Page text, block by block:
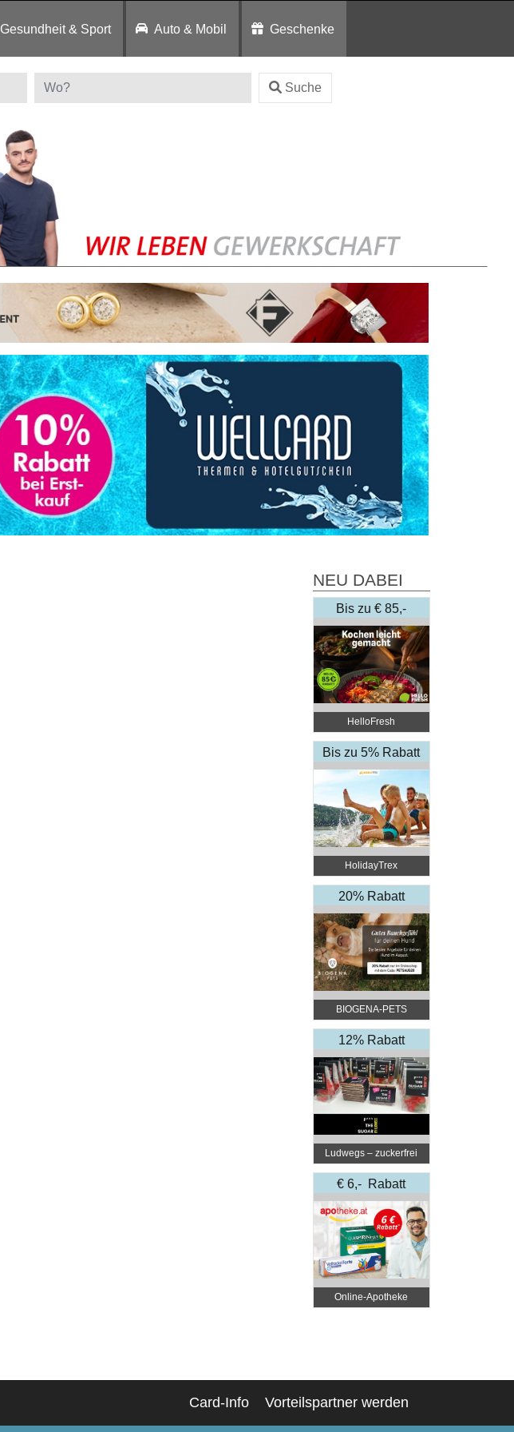
Gesundheit & Sport Auto & Mobil Geschenke
Suche
NEU DABEI
Bis zu € 85,-
Rabatt
HelloFresh
Bis zu 5% Rabatt
HolidayTrex
20% Rabatt
BIOGENA-PETS
12% Rabatt
Ludwegs – zuckerfrei
leben
€ 6,- Rabatt
Online‑Apotheke
Card-Info Vorteilspartner werden